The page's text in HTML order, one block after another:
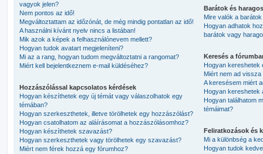
vagyok jelen?
Nem pontos az idő!
Megváltoztattam az időzónát, de még mindig pontatlan az idő!
A használni kívánt nyelv nincs a listában!
Mik azok a képek a felhasználónevem mellett?
Hogyan tudok avatart megjeleníteni?
Mi az a rang, hogyan tudom megváltoztatni a rangomat?
Miért kell bejelentkeznem e-mail küldéséhez?
Hozzászólással kapcsolatos kérdések
Hogyan készíthetek egy új témát vagy válaszolhatok egy
témában?
Hogyan szerkeszthetek, illetve törölhetek egy hozzászólást?
Hogyan csatolhatom az aláírásomat a hozzászólásomhoz?
Hogyan készíthetek szavazást?
Hogyan szerkeszthetek vagy törölhetek egy szavazást?
Miért nem férek hozzá egy fórumhoz?
Barátok és
Mire valók a
Hogyan adhatok
barátok vagy
Keresés a
Hogyan kereshetek
Miért nem ad
A keresésem miért
Hogyan kereshetek
Hogyan találhatom
témáimat?
Feliratkozások és
Mi a különbség a
Hogyan tudok